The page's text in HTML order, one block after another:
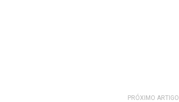
PRÓXIMO ARTIGO